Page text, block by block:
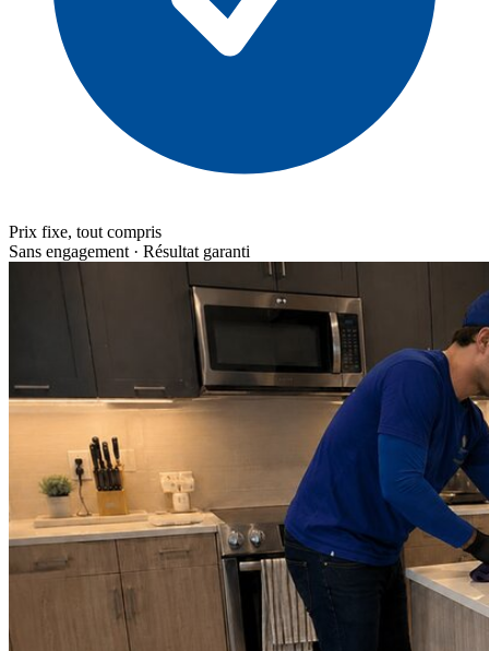
Prix fixe, tout compris
Sans engagement · Résultat garanti